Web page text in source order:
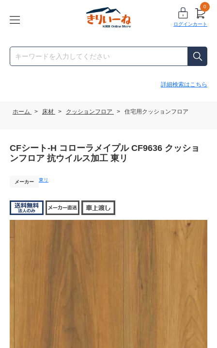
ログイン
0
カート
詳細検索はこちら
ホーム > 床材 > クッションフロア > 住宅用クッションフロア
CFシート-H コローラメイプル CF9636 クッショ
ンフロア 抗ウイルス加工 東リ
メーカー 東リ